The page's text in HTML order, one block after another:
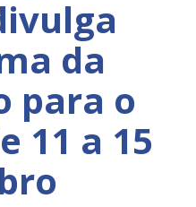
da
para o
11 a 15